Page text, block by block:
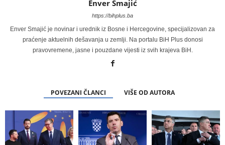
Enver Smajić
https://bihplus.ba
Enver Smajić je novinar i urednik iz Bosne i Hercegovine, specijalizovan za
praćenje aktuelnih dešavanja u zemlji. Na portalu BiH Plus donosi
pravovremene, jasne i pouzdane vijesti iz svih krajeva BiH.
POVEZANI ČLANCI VIŠE OD AUTORA